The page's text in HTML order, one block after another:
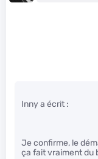
Inny a écrit :
Je confirme, le
ça fait vraiment du